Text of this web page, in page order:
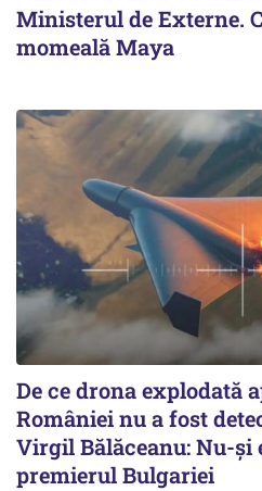
Ministerul de Externe.
momeală Maya
De ce drona explodată
României nu a fost
Virgil Bălăceanu: Nu-
premierul Bulgariei